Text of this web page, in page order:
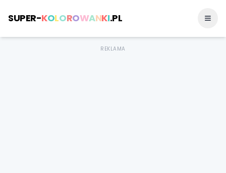
SUPER-KOLOROWANKI.PL
REKLAMA